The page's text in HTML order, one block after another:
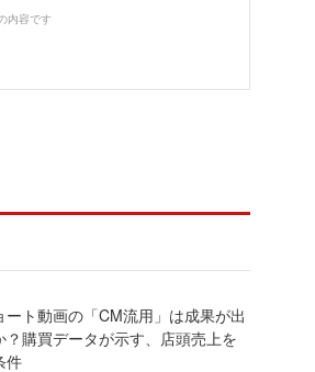
内容です
ート動画の「CM流用」は成果が出
？購買データが示す、店頭売上を
件